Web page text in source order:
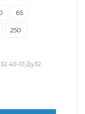
65
250
01 Ду32